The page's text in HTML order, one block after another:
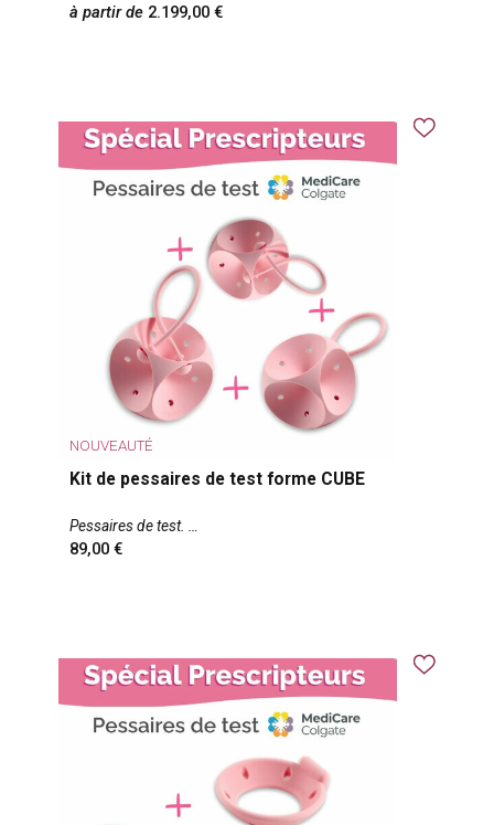
à partir de 2.199,00
NOUVEAUTÉ
Kit de pessaires de test forme CUBE
Pessaires de test.
89,00